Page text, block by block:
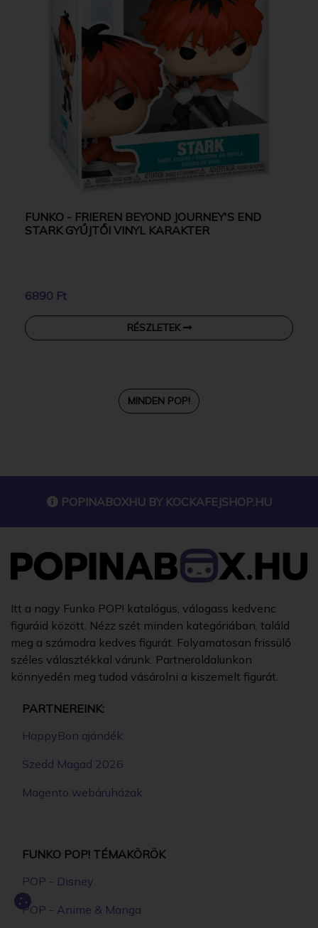
FUNKO - FRIEREN BEYOND JOURNEY'S END
STARK GYŰJTŐI VINYL KARAKTER
6890 Ft
RÉSZLETEK
MINDEN POP!
POPINABOXHU BY KOCKAFEJSHOP.HU
Itt a nagy Funko POP! katalógus, válogass kedvenc
figuráid között. Nézz szét minden kategóriában, találd
meg a számodra kedves figurát. Folyamatosan frissülő
széles választékkal várunk. Partneroldalunkon
könnyedén meg tudod vásárolni a kiszemelt figurát.
PARTNEREINK:
HappyBon ajándék
Szedd Magad 2026
Magento webáruházak
FUNKO POP! TÉMAKÖRÖK
POP - Disney
POP - Anime & Manga